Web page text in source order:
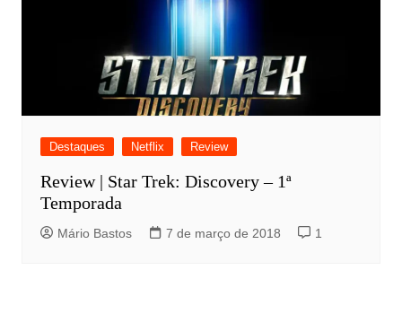
Destaques Netflix Review
Review | Star Trek: Discovery – 1ª
Temporada
Mário Bastos 7 de março de 2018 1